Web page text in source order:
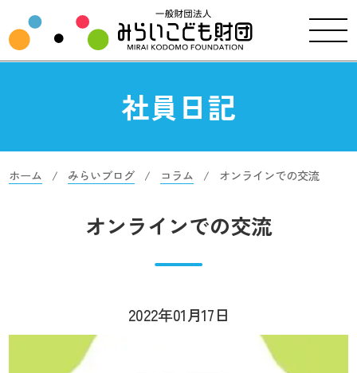
社員日記
ホーム みらいブログ コラム オンラインでの交流
オンラインでの交流
2022年01月17日